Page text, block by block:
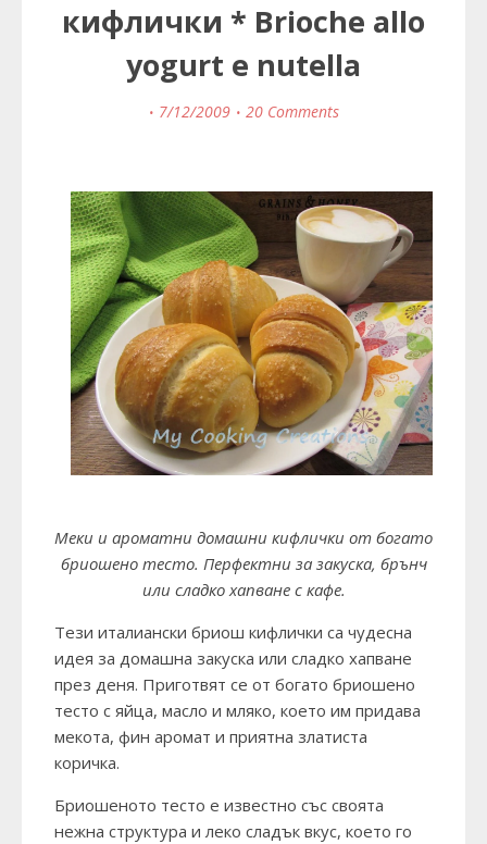
кифлички * Brioche allo
yogurt e nutella
7/12/2009 20 Comments
Меки и ароматни домашни кифлички от богато
бриошено тесто. Перфектни за закуска, брънч
или сладко хапване с кафе.
Тези италиански бриош кифлички са чудесна
идея за домашна закуска или сладко хапване
през деня. Приготвят се от богато бриошено
тесто с яйца, масло и мляко, което им придава
мекота, фин аромат и приятна златиста
коричка.
Бриошеното тесто е известно със своята
нежна структура и леко сладък вкус, което го